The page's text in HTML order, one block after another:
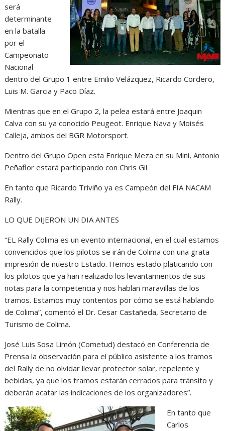
será
determinante
en la batalla
por el
Campeonato
Nacional
dentro del Grupo 1 entre Emilio Velázquez, Ricardo Cordero,
Luis M. Garcia y Paco Díaz.
Mientras que en el Grupo 2, la pelea estará entre Joaquin
Calva con su ya conocido Peugeot. Enrique Nava y Moisés
Calleja, ambos del BGR Motorsport.
Dentro del Grupo Open esta Enrique Meza en su Mini, Antonio
Peñaflor estará participando con Chris Gil
En tanto que Ricardo Triviño ya es Campeón del FIA NACAM
Rally.
LO QUE DIJERON UN DIA ANTES
“EL Rally Colima es un evento internacional, en el cual estamos
convencidos que los pilotos se irán de Colima con una grata
impresión de nuestro Estado. Hemos estado platicando con
los pilotos que ya han realizado los levantamientos de sus
notas para la competencia y nos hablan maravillas de los
tramos. Estamos muy contentos por cómo se está hablando
de Colima”, comentó el Dr. Cesar Castañeda, Secretario de
Turismo de Colima.
José Luis Sosa Limón (Cometud) destacó en Conferencia de
Prensa la observación para el público asistente a los tramos
del Rally de no olvidar llevar protector solar, repelente y
bebidas, ya que los tramos estarán cerrados para tránsito y
deberán acatar las indicaciones de los organizadores”.
En tanto que
Carlos